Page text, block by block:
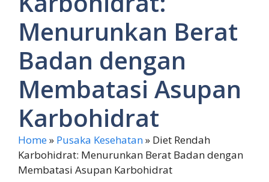
Menurunkan Berat
Badan dengan
Membatasi Asupan
Karbohidrat
Home» Pusaka Kesehatan» Diet Rendah
Karbohidrat: Menurunkan Berat Badan dengan
Membatasi Asupan Karbohidrat